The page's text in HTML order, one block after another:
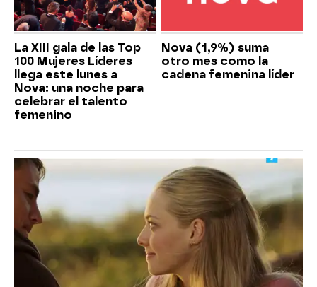
La XIII gala de las Top
100 Mujeres Líderes
llega este lunes a
Nova: una noche para
celebrar el talento
femenino
Nova (1,9%) suma
otro mes como la
cadena femenina líder